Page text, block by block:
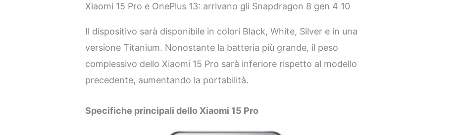
Xiaomi 15 Pro e OnePlus 13: arrivano gli Snapdragon 8 gen 4 10
Il dispositivo sarà disponibile in colori Black, White, Silver e in una
versione Titanium. Nonostante la batteria più grande, il peso
complessivo dello Xiaomi 15 Pro sarà inferiore rispetto al modello
precedente, aumentando la portabilità.
Specifiche principali dello Xiaomi 15 Pro